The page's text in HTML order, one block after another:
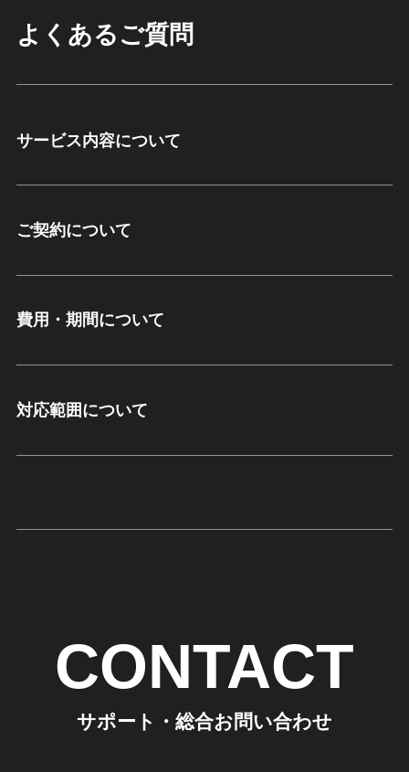
よくあるご質問
サービス内容について
ご契約について
費用・期間について
対応範囲について
CONTACT
サポート・総合お問い合わせ